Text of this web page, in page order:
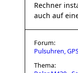
Rechner
auch auf
Forum:
Pulsuhren,
Thema: